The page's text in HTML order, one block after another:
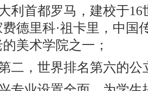
利首都罗马，建校于
德里科·祖卡里，中国
美术学院之一；
二，世界排名第六的公